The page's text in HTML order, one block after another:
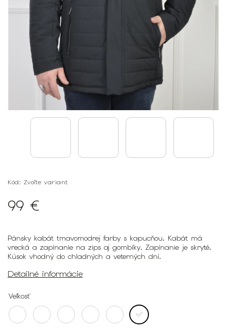
Kód: Zvoľte variant
99 €
Pánsky kabát tmavomodrej farby s kapucňou. Kabát má
vrecká a zapínanie na zips aj gombíky. Zapínanie je skryté.
Kúsok vhodný do chladných a veterných dní.
Detailné informácie
Veľkosť